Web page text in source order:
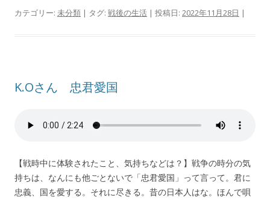
カテゴリー: 未分類 | タグ: 戦後の生活 | 投稿日: 2022年11月28日 |
K.Oさん 忠君愛国
【戦時中に体験されたこと、気持ちなどは？】戦争の時分の気
持ちは、なんにも他ごとないで「忠君愛国」って言って。君に
忠義、国を愛する。それに尽きる。昔の日本人はな。ほんで唄